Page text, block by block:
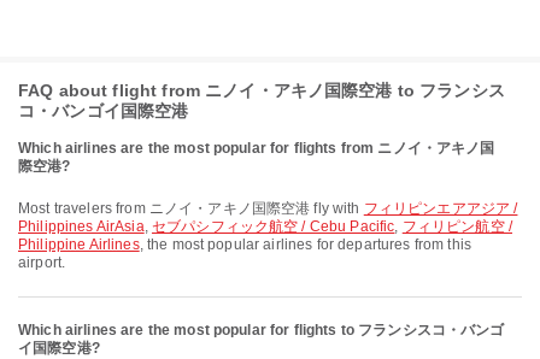
FAQ about flight from ニノイ・アキノ国際空港 to フランシス
コ・バンゴイ国際空港
Which airlines are the most popular for flights from ニノイ・アキノ国
際空港?
Most travelers from ニノイ・アキノ国際空港 fly with フィリピンエアアジア /
Philippines AirAsia, セブパシフィック航空 / Cebu Pacific, フィリピン航空 /
Philippine Airlines, the most popular airlines for departures from this
airport.
Which airlines are the most popular for flights to フランシスコ・バンゴ
イ国際空港?